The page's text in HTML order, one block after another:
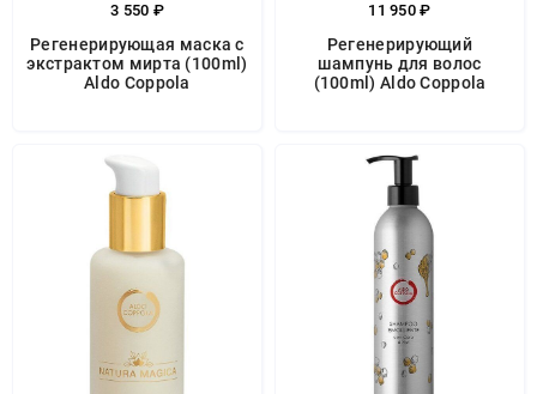
3 550 ₽
Регенерирующая маска с
экстрактом мирта (100ml)
Aldo Coppola
11 950 ₽
Регенерирующий
шампунь для волос
(100ml) Aldo Coppola